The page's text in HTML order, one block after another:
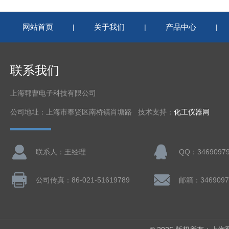
网站首页 | 关于我们 | 产品中心 |
联系我们
上海郓曹电子科技有限公司
公司地址：上海市奉贤区南桥镇肖塘路 技术支持： 化工仪器网
联系人：王经理 QQ：
公司传真：86-021-51619789 邮箱：